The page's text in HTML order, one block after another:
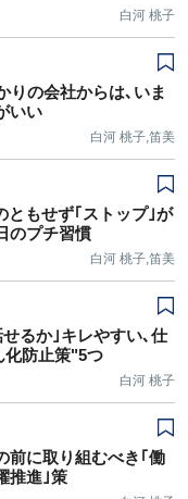
白河 桃子
りの会社からは､いま
いい
白河 桃子,笛美
ともせず｢ストップ｣が
のプチ習慣
白河 桃子,笛美
るか｣キレやすい､仕
防止策"5つ
白河 桃子
前に取り組むべき｢働
推進｣策